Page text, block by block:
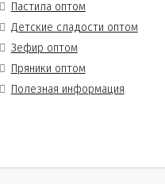
Пастила оптом
Детские сладости оптом
Зефир оптом
Пряники оптом
Полезная информация